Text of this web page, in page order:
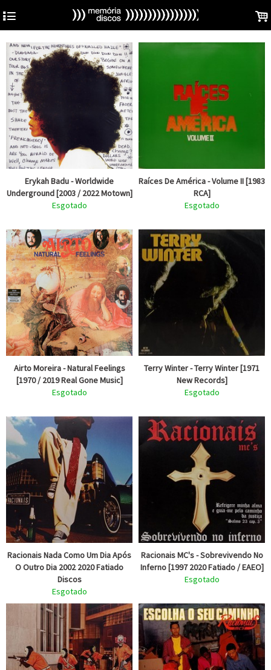
4 .
Erykah Badu - Worldwide
Underground [2003 / 2022 Motown]
Esgotado
Raíces De América - Volume II [1983
RCA]
Esgotado
Airto Moreira - Natural Feelings
[1970 / 2019 Real Gone Music]
Esgotado
Terry Winter - Terry Winter [1971
New Records]
Esgotado
Racionais Nada Como Um Dia Após
O Outro Dia 2002 2020 Fatiado
Discos
Esgotado
Racionais MC's - Sobrevivendo No
Inferno [1997 2020 Fatiado / EAEO]
Esgotado